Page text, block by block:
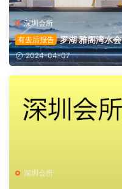
深圳会所
有去后报告 罗湖 雅阁湾水会
2024-04-07
深圳会所